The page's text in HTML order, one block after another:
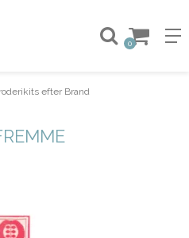
0
efter Brand